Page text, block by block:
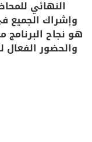
النهائي
وإشراك الجميع
هو نجاح البرنامج
والحضور الفعال